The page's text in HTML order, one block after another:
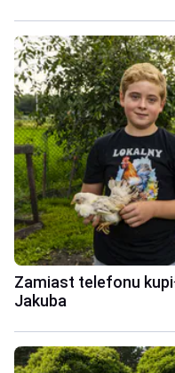
Zamiast telefonu
Jakuba